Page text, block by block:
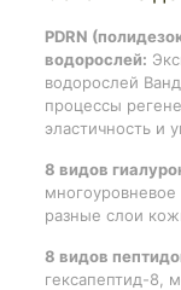
PDRN
водорослей:
водорослей
процессы
эластичность и
8 видов
разные слои
8 видов
гексапептид-8,